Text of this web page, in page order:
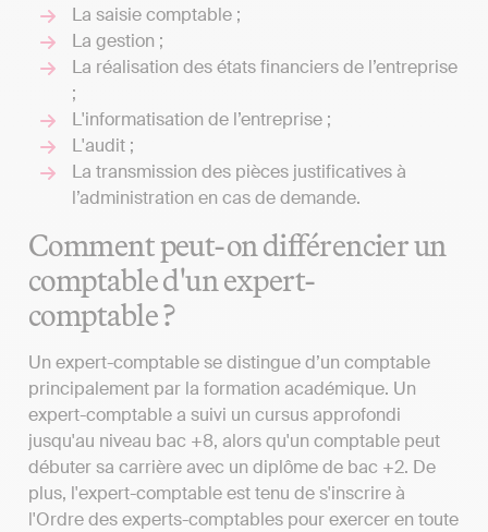
La saisie comptable ;
La gestion ;
La réalisation des états financiers de l’entreprise
;
L'informatisation de l’entreprise ;
L'audit ;
La transmission des pièces justificatives à
l’administration en cas de demande.
Comment peut-on différencier un
comptable d'un expert-
comptable ?
Un expert-comptable se distingue d’un comptable
principalement par la formation académique. Un
expert-comptable a suivi un cursus approfondi
jusqu'au niveau bac +8, alors qu'un comptable peut
débuter sa carrière avec un diplôme de bac +2. De
plus, l'expert-comptable est tenu de s'inscrire à
l'Ordre des experts-comptables pour exercer en toute